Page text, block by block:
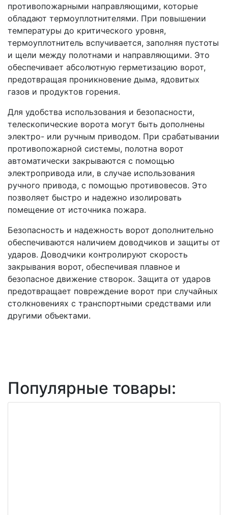
противопожарными направляющими, которые
обладают термоуплотнителями. При повышении
температуры до критического уровня,
термоуплотнитель вспучивается, заполняя пустоты
и щели между полотнами и направляющими. Это
обеспечивает абсолютную герметизацию ворот,
предотвращая проникновение дыма, ядовитых
газов и продуктов горения.
Для удобства использования и безопасности,
телескопические ворота могут быть дополнены
электро- или ручным приводом. При срабатывании
противопожарной системы, полотна ворот
автоматически закрываются с помощью
электропривода или, в случае использования
ручного привода, с помощью противовесов. Это
позволяет быстро и надежно изолировать
помещение от источника пожара.
Безопасность и надежность ворот дополнительно
обеспечиваются наличием доводчиков и защиты от
ударов. Доводчики контролируют скорость
закрывания ворот, обеспечивая плавное и
безопасное движение створок. Защита от ударов
предотвращает повреждение ворот при случайных
столкновениях с транспортными средствами или
другими объектами.
Популярные товары: